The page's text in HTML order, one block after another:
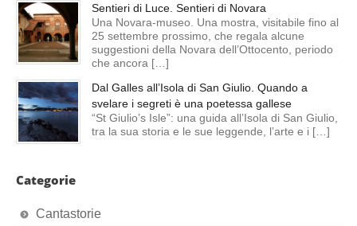
Sentieri di Luce. Sentieri di Novara
Una Novara-museo. Una mostra, visitabile fino al
25 settembre prossimo, che regala alcune
suggestioni della Novara dell’Ottocento, periodo
che ancora […]
Dal Galles all’Isola di San Giulio. Quando a
svelare i segreti è una poetessa gallese
“St Giulio’s Isle”: una guida all’Isola di San Giulio,
tra la sua storia e le sue leggende, l’arte e i […]
Categorie
Cantastorie